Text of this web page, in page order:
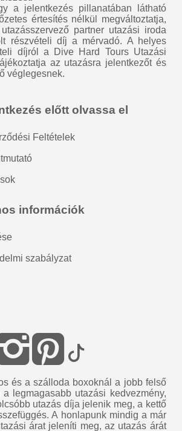
a jelentkezés pillanatában látható
értesítés nélkül megváltoztatja,
partner utazási iroda
részvételi díj a mérvadó. A helyes
díjról a Dive Hard Tours Utazási
az utazásra jelentkezőt és
véglegesnek.
előtt olvassa el
Feltételek
információk
szabályzat
és a szálloda boxoknál a jobb felső
legmagasabb utazási kedvezmény,
utazás díja jelenik meg, a kettő
A honlapunk mindig a már
árat jeleníti meg, az utazás árát